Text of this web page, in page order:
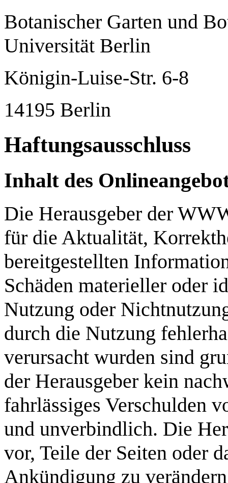
Botanischer Garten und
Universität Berlin
Königin-Luise-Str. 6-8
14195 Berlin
Haftungsausschluss
Inhalt des
Die Herausgeber der
für die Aktualität,
bereitgestellten
Schäden materieller oder
Nutzung oder
durch die Nutzung
verursacht wurden sind
der Herausgeber kein
fahrlässiges Verschulden
und unverbindlich. Die
vor, Teile der Seiten oder
Ankündigung zu